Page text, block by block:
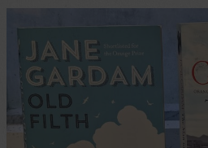
Katharina
Hahn
(2009)
6/10